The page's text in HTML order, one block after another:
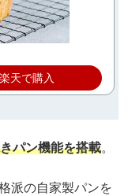
楽天で購入
パン機能を搭載。
派の自家製パンを